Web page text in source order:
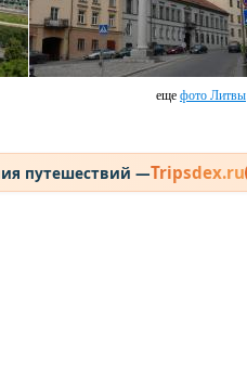
еще фото Литвы
путешествий —Tripsdex.ru